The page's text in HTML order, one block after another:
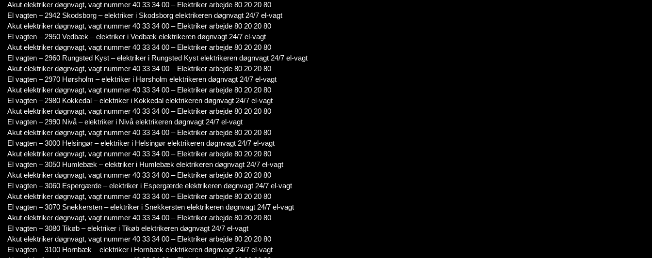
Akut elektriker døgnvagt, vagt nummer 40 33 34 00 – Elektriker arbejde 80 20 20 80
El vagten – 2942 Skodsborg – elektriker i Skodsborg elektrikeren døgnvagt 24/7 el-vagt
Akut elektriker døgnvagt, vagt nummer 40 33 34 00 – Elektriker arbejde 80 20 20 80
El vagten – 2950 Vedbæk – elektriker i Vedbæk elektrikeren døgnvagt 24/7 el-vagt
Akut elektriker døgnvagt, vagt nummer 40 33 34 00 – Elektriker arbejde 80 20 20 80
El vagten – 2960 Rungsted Kyst – elektriker i Rungsted Kyst elektrikeren døgnvagt 24/7 el-vagt
Akut elektriker døgnvagt, vagt nummer 40 33 34 00 – Elektriker arbejde 80 20 20 80
El vagten – 2970 Hørsholm – elektriker i Hørsholm elektrikeren døgnvagt 24/7 el-vagt
Akut elektriker døgnvagt, vagt nummer 40 33 34 00 – Elektriker arbejde 80 20 20 80
El vagten – 2980 Kokkedal – elektriker i Kokkedal elektrikeren døgnvagt 24/7 el-vagt
Akut elektriker døgnvagt, vagt nummer 40 33 34 00 – Elektriker arbejde 80 20 20 80
El vagten – 2990 Nivå – elektriker i Nivå elektrikeren døgnvagt 24/7 el-vagt
Akut elektriker døgnvagt, vagt nummer 40 33 34 00 – Elektriker arbejde 80 20 20 80
El vagten – 3000 Helsingør – elektriker i Helsingør elektrikeren døgnvagt 24/7 el-vagt
Akut elektriker døgnvagt, vagt nummer 40 33 34 00 – Elektriker arbejde 80 20 20 80
El vagten – 3050 Humlebæk – elektriker i Humlebæk elektrikeren døgnvagt 24/7 el-vagt
Akut elektriker døgnvagt, vagt nummer 40 33 34 00 – Elektriker arbejde 80 20 20 80
El vagten – 3060 Espergærde – elektriker i Espergærde elektrikeren døgnvagt 24/7 el-vagt
Akut elektriker døgnvagt, vagt nummer 40 33 34 00 – Elektriker arbejde 80 20 20 80
El vagten – 3070 Snekkersten – elektriker i Snekkersten elektrikeren døgnvagt 24/7 el-vagt
Akut elektriker døgnvagt, vagt nummer 40 33 34 00 – Elektriker arbejde 80 20 20 80
El vagten – 3080 Tikøb – elektriker i Tikøb elektrikeren døgnvagt 24/7 el-vagt
Akut elektriker døgnvagt, vagt nummer 40 33 34 00 – Elektriker arbejde 80 20 20 80
El vagten – 3100 Hornbæk – elektriker i Hornbæk elektrikeren døgnvagt 24/7 el-vagt